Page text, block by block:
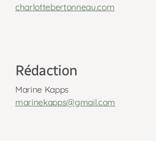
charlottebertonneau.com
Rédaction
Marine Kapps
marinekapps@gmail.com